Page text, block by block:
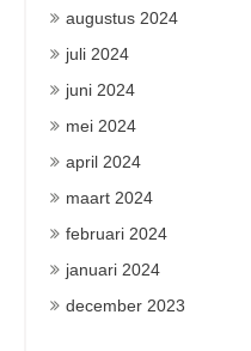
augustus 2024
juli 2024
juni 2024
mei 2024
april 2024
maart 2024
februari 2024
januari 2024
december 2023